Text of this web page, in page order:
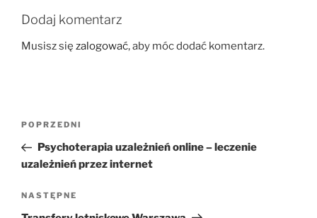
Dodaj komentarz
Musisz się zalogować, aby móc dodać komentarz.
Nawigacja
Poprzedni
wpis
POPRZEDNI
Psychoterapia uzależnień online – leczenie
uzależnień przez internet
Następny
wpis
NASTĘPNE